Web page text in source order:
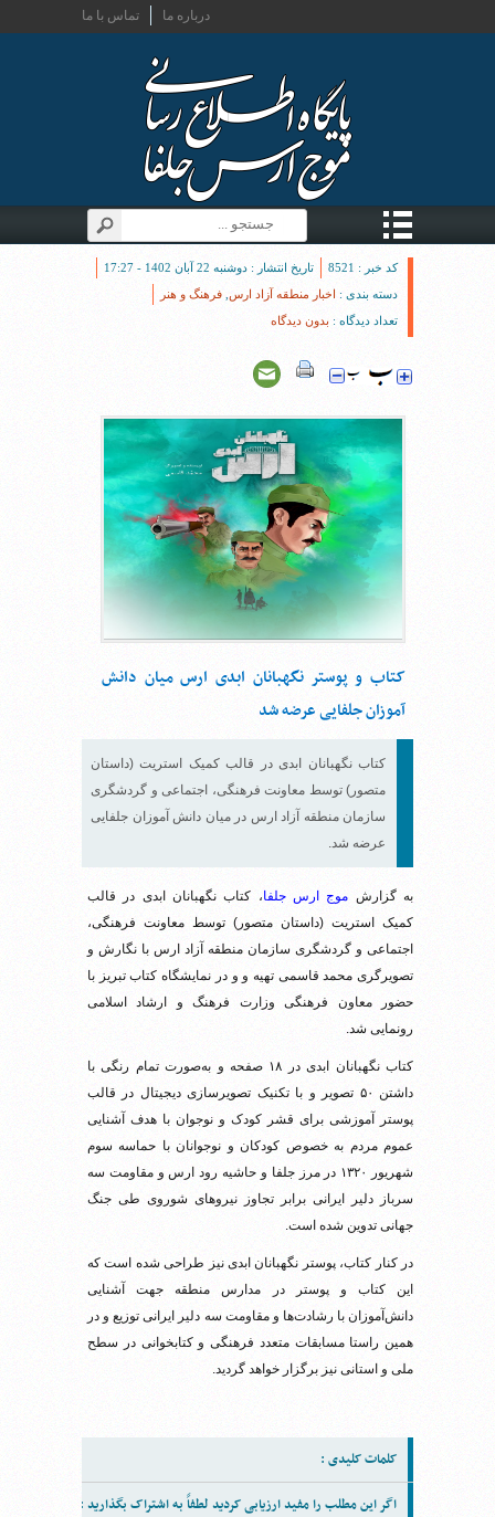
تماس با ما درباره ما
کد خبر : 8521
تاریخ انتشار : دوشنبه 22 آبان 1402 - 17:27
دسته بندی : اخبار منطقه آزاد ارس فرهنگ و هنر
تعداد دیدگاه : بدون دیدگاه
کتاب و پوستر نگهبانان ابدی ارس میان دانش
آموزان جلفایی عرضه شد
کتاب نگهبانان ابدی در قالب کمیک استریت (داستان
متصور) توسط معاونت فرهنگی، اجتماعی و گردشگری
سازمان منطقه آزاد ارس در میان دانش آموزان جلفایی
عرضه شد.
به گزارش موج ارس جلفا، کتاب نگهبانان ابدی در قالب
کمیک استریت (داستان متصور) توسط معاونت فرهنگی،
اجتماعی و گردشگری سازمان منطقه آزاد ارس با نگارش و
تصویرگری محمد قاسمی تهیه و و در نمایشگاه کتاب تبریز با
حضور معاون فرهنگی وزارت فرهنگ و ارشاد اسلامی
رونمایی شد.
کتاب نگهبانان ابدی در ۱۸ صفحه و به‌صورت تمام رنگی با
داشتن ۵۰ تصویر و با تکنیک تصویرسازی دیجیتال در قالب
پوستر آموزشی برای قشر کودک و نوجوان با هدف آشنایی
عموم مردم به خصوص کودکان و نوجوانان با حماسه سوم
شهریور ۱۳۲۰ در مرز جلفا و حاشیه رود ارس و مقاومت سه
سرباز دلیر ایرانی برابر تجاوز نیروهای شوروی طی جنگ
جهانی تدوین شده است.
در کنار کتاب، پوستر نگهبانان ابدی نیز طراحی شده است که
این کتاب و پوستر در مدارس منطقه جهت آشنایی
دانش‌آموزان با رشادت‌ها و مقاومت سه دلیر ایرانی توزیع و در
همین راستا مسابقات متعدد فرهنگی و کتابخوانی در سطح
ملی و استانی نیز برگزار خواهد گردید.
کلمات کلیدی :
اگر این مطلب را مفید ارزیابی کردید لطفاً به اشتراک بگذارید :